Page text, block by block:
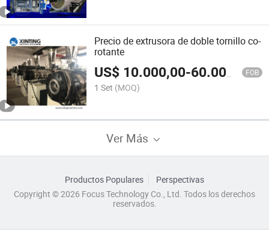
Precio de extrusora de doble tornillo co-
rotante
US$ 10.000,00-60.000,00 FOB
1 Set (MOQ)
Ver Más
Productos Populares
Perspectivas
Copyright © 2026 Focus Technology Co., Ltd. Todos los derechos
reservados.